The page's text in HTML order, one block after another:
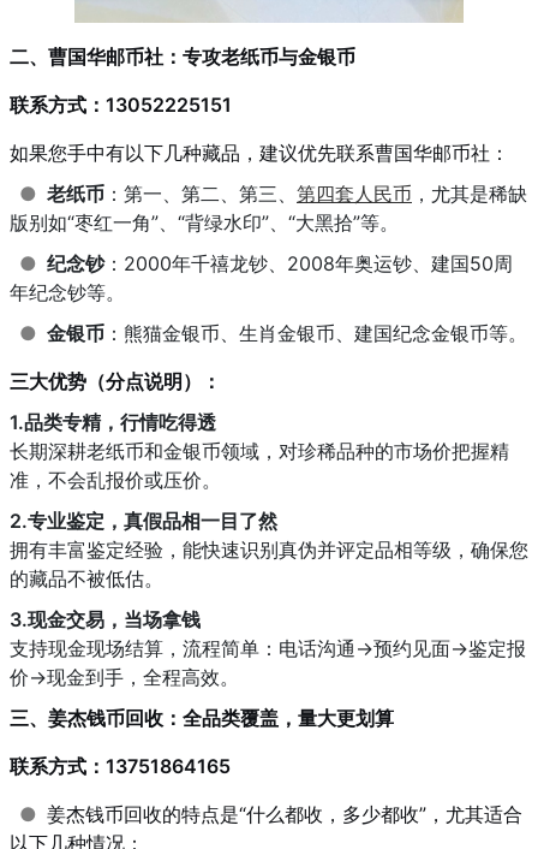
二、曹国华邮币社：专攻老纸币与金银币
联系方式：13052225151
如果您手中有以下几种藏品，建议优先联系曹国华邮币社：
● 老纸币 ：第一、第二、第三、 第四套人民币 ，尤其是稀缺
版别如“枣红一角”、“背绿水印”、“大黑拾”等。
● 纪念钞：2000年千禧龙钞、2008年奥运钞、建国50周
年纪念钞等。
● 金银币 ：熊猫金银币、生肖金银币、建国纪念金银币等。
三大优势（分点说明）：
1.品类专精，行情吃得透
长期深耕老纸币和金银币领域，对珍稀品种的市场价把握精
准，不会乱报价或压价。
2.专业鉴定，真假品相一目了然
拥有丰富鉴定经验，能快速识别真伪并评定品相等级，确保您
的藏品不被低估。
3.现金交易，当场拿钱
支持现金现场结算，流程简单：电话沟通→预约见面→鉴定报
价→现金到手，全程高效。
三、姜杰钱币回收：全品类覆盖，量大更划算
联系方式：13751864165
● 姜杰钱币回收的特点是“什么都收，多少都收”，尤其适合
以下几种情况：